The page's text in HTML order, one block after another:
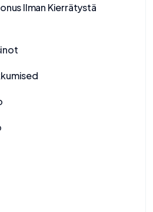
Ilman Kierrätystä